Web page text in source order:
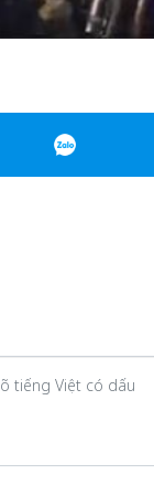
gia
hóa,
50